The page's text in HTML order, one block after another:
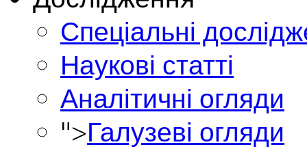
Спеціальні
Наукові статті
Аналітичні огляди
">Галузеві огляди